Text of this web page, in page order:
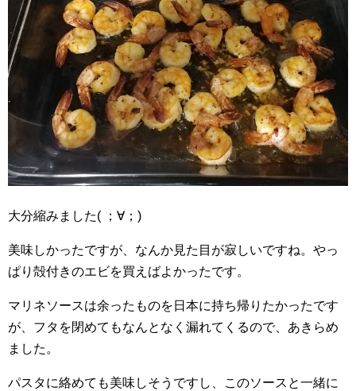
大分縮みました( ；∀；)
美味しかったですが、なんか見た目が寂しいですね。やっ
ぱり殻付きのエビを買えばよかったです。
マリネソースは余ったものを日本に持ち帰りたかったです
が、フタを閉めてもなんとなく漏れてくるので、あきらめ
ました。
パスタに絡めても美味しそうですし、このソースと一緒に